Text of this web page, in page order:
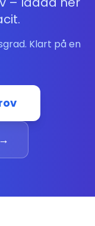
Klart på en